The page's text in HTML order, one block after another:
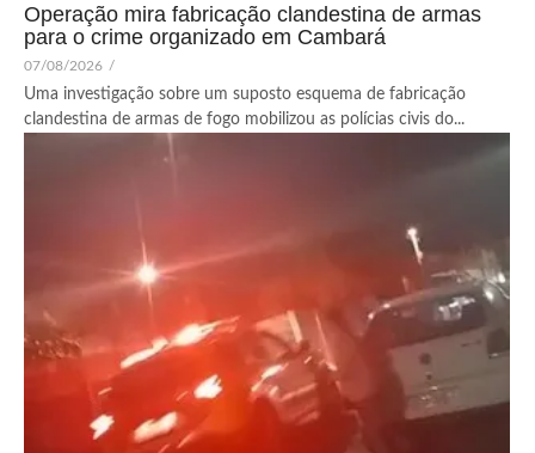
Operação mira fabricação clandestina de armas
para o crime organizado em Cambará
07/08/2026 /
Uma investigação sobre um suposto esquema de fabricação
clandestina de armas de fogo mobilizou as polícias civis do...